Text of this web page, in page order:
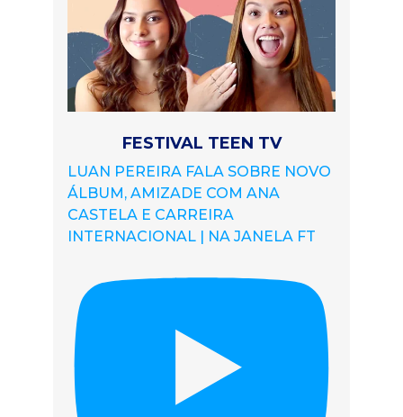
FESTIVAL TEEN TV
LUAN PEREIRA FALA SOBRE NOVO
ÁLBUM, AMIZADE COM ANA
CASTELA E CARREIRA
INTERNACIONAL | NA JANELA FT